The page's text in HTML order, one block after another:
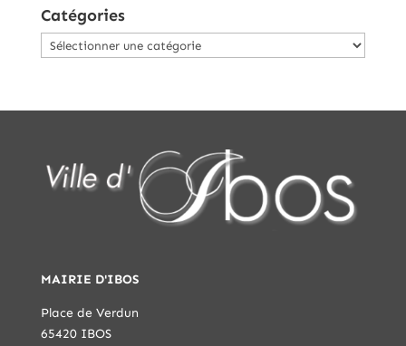
Catégories
Catégories
MAIRIE D'IBOS
Place de Verdun
65420 IBOS